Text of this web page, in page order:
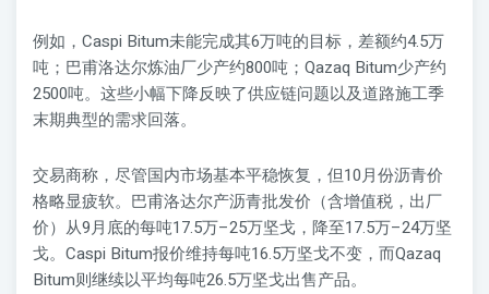
例如，Caspi Bitum未能完成其6万吨的目标，差额约4.5万
吨；巴甫洛达尔炼油厂少产约800吨；Qazaq Bitum少产约
2500吨。这些小幅下降反映了供应链问题以及道路施工季
末期典型的需求回落。
交易商称，尽管国内市场基本平稳恢复，但10月份沥青价
格略显疲软。巴甫洛达尔产沥青批发价（含增值税，出厂
价）从9月底的每吨17.5万–25万坚戈，降至17.5万–24万坚
戈。Caspi Bitum报价维持每吨16.5万坚戈不变，而Qazaq
Bitum则继续以平均每吨26.5万坚戈出售产品。